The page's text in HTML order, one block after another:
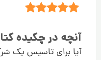
آنچه در چکیده
آیا برای تاسیس یک